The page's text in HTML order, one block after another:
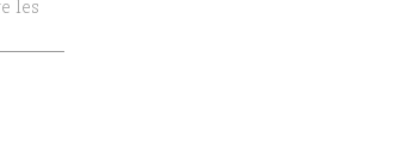
les